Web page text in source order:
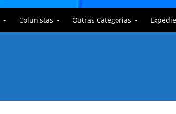
Colunistas Outras Categorias